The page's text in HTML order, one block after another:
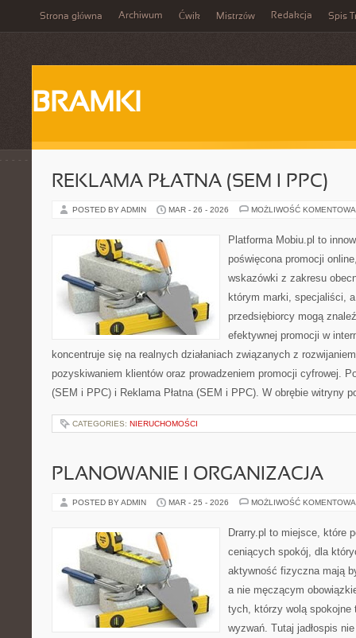
Strona główna Archiwum Ćwik Mistrzów Redakcja Spis
BRAMKI
REKLAMA PŁATNA (SEM I PPC)
POSTED BY ADMIN MAR - 26 - 2026 MOŻLIWOŚĆ
Platforma Mobiu.pl to
poświęcona promocji
wskazówki z zakresu
którym marki, specjaliści,
przedsiębiorcy mogą
efektywnej promocji w
koncentruje się na realnych działaniach związanych z
pozyskiwaniem klientów oraz prowadzeniem promocji cyfrowej.
(SEM i PPC) i Reklama Płatna (SEM i PPC). W obrębie witryny
CATEGORIES: NIERUCHOMOŚCI
PLANOWANIE I ORGANIZACJA
POSTED BY ADMIN MAR - 25 - 2026 MOŻLIWOŚĆ
Drarry.pl to miejsce, które
ceniących spokój, dla
aktywność fizyczna mają
a nie męczącym
tych, którzy wolą spokojne
wyzwań. Tutaj jadłospis